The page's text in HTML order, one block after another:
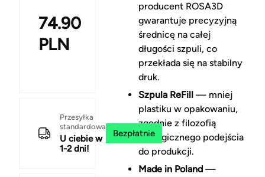
74.90
PLN
Przesyłka
standardowa
U ciebie w
1-2 dni!
Bezpłatnie
producent ROSA3D
gwarantuje precyzyjną
średnicę na całej
długości szpuli, co
przekłada się na stabilny
druk.
Szpula ReFill— mniej
plastiku w opakowaniu,
zgodnie z filozofią
ekologicznego podejścia
do produkcji.
Made in Poland—